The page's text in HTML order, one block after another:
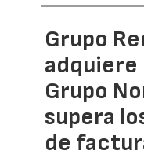
Grupo
adquiere
Grupo
supera
de